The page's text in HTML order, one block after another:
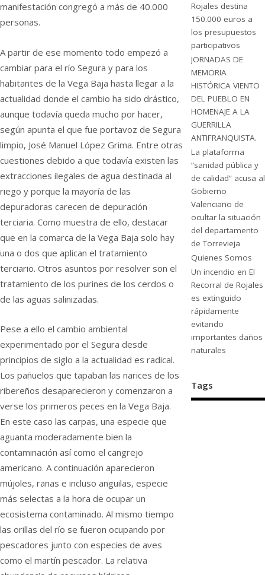
manifestación congregó a más de 40.000
personas.
A partir de ese momento todo empezó a
cambiar para el río Segura y para los
habitantes de la Vega Baja hasta llegar a la
actualidad donde el cambio ha sido drástico,
aunque todavía queda mucho por hacer,
según apunta el que fue portavoz de Segura
limpio, José Manuel López Grima. Entre otras
cuestiones debido a que todavía existen las
extracciones ilegales de agua destinada al
riego y porque la mayoría de las
depuradoras carecen de depuración
terciaria. Como muestra de ello, destacar
que en la comarca de la Vega Baja solo hay
una o dos que aplican el tratamiento
terciario. Otros asuntos por resolver son el
tratamiento de los purines de los cerdos o
de las aguas salinizadas.
Pese a ello el cambio ambiental
experimentado por el Segura desde
principios de siglo a la actualidad es radical.
Los pañuelos que tapaban las narices de los
ribereños desaparecieron y comenzaron a
verse los primeros peces en la Vega Baja.
En este caso las carpas, una especie que
aguanta moderadamente bien la
contaminación así como el cangrejo
americano. A continuación aparecieron
mújoles, ranas e incluso anguilas, especie
más selectas a la hora de ocupar un
ecosistema contaminado. Al mismo tiempo
las orillas del río se fueron ocupando por
pescadores junto con especies de aves
como el martín pescador. La relativa
Rojales destina
150.000 euros a
los presupuestos
participativos
JORNADAS DE
MEMORIA
HISTÓRICA VIENTO
DEL PUEBLO EN
HOMENAJE A LA
GUERRILLA
ANTIFRANQUISTA.
La plataforma
“sanidad pública y
de calidad” acusa al
Gobierno
Valenciano de
ocultar la situación
del departamento
de Torrevieja
Quienes Somos
Un incendio en El
Recorral de Rojales
es extinguido
rápidamente
evitando
importantes daños
naturales
Tags